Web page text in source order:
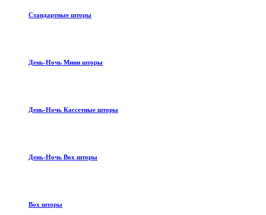
Стандартные шторы
День-Ночь Мини шторы
День-Ночь Кассетные шторы
День-Ночь Box шторы
Box шторы